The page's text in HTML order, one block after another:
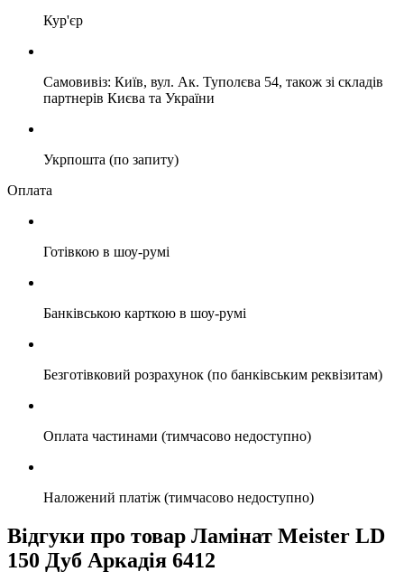
Кур'єр
Самовивіз: Київ, вул. Ак. Туполєва 54, також зі складів
партнерів Києва та України
Укрпошта (по запиту)
Оплата
Готівкою в шоу-румі
Банківською карткою в шоу-румі
Безготівковий розрахунок (по банківським реквізитам)
Оплата частинами (тимчасово недоступно)
Наложений платіж (тимчасово недоступно)
Відгуки про товар Ламінат Meister LD
150 Дуб Аркадія 6412